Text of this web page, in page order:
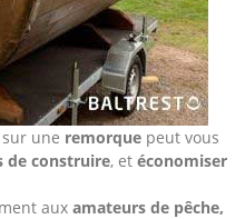
une remorque peut vous
de construire, et économiser
aux amateurs de pêche,